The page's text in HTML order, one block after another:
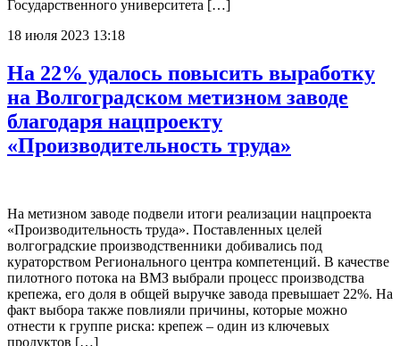
Государственного университета […]
18 июля 2023 13:18
На 22% удалось повысить выработку
на Волгоградском метизном заводе
благодаря нацпроекту
«Производительность труда»
На метизном заводе подвели итоги реализации нацпроекта
«Производительность труда». Поставленных целей
волгоградские производственники добивались под
кураторством Регионального центра компетенций. В качестве
пилотного потока на ВМЗ выбрали процесс производства
крепежа, его доля в общей выручке завода превышает 22%. На
факт выбора также повлияли причины, которые можно
отнести к группе риска: крепеж – один из ключевых
продуктов […]